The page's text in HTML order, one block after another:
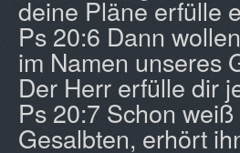
deine Pläne erfülle
Ps 20:6 Dann
im Namen unseres
Der Herr erfülle dir
Ps 20:7 Schon
Gesalbten, erhört